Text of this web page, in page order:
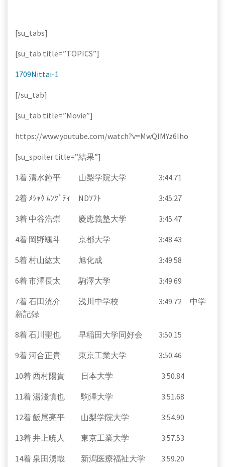
[su_tabs]
[su_tab title=”TOPICS”]
1709Nittai-1
[/su_tab]
[su_tab title=”Movie”]
https://www.youtube.com/watch?v=MwQIMYz6Iho
[su_spoiler title=”結果”]
1着 清水鐘平 山梨学院大学 3:44.71
2着 ﾒｼｬｸ ﾑﾝｸﾞﾃｨ NDｿﾌﾄ 3:45.27
3着 中谷浩崇 慶應義塾大学 3:45.47
4着 岡野颯斗 京都大学 3:48.43
5着 村山紘太 旭化成 3:49.58
6着 市澤長太 駒澤大学 3:49.69
7着 石田洸介 浅川中学校 3:49.72 中学
新記録
8着 石川聖也 早稲田大学同好会 3:50.15
9着 河合正貴 東京工業大学 3:50.46
10着 西村陽貴 日本大学 3:50.84
11着 湯淺慎也 駒澤大学 3:51.68
12着 飯尾亮平 山梨学院大学 3:54.90
13着 井上暁人 東京工業大学 3:57.53
14着 泉田湧哉 新潟医療福祉大学 3:59.20